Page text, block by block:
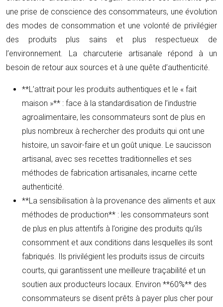
une prise de conscience des consommateurs, une évolution
des modes de consommation et une volonté de privilégier
des produits plus sains et plus respectueux de
l’environnement. La charcuterie artisanale répond à un
besoin de retour aux sources et à une quête d’authenticité.
**L’attrait pour les produits authentiques et le « fait
maison »** : face à la standardisation de l’industrie
agroalimentaire, les consommateurs sont de plus en
plus nombreux à rechercher des produits qui ont une
histoire, un savoir-faire et un goût unique. Le saucisson
artisanal, avec ses recettes traditionnelles et ses
méthodes de fabrication artisanales, incarne cette
authenticité.
**La sensibilisation à la provenance des aliments et aux
méthodes de production** : les consommateurs sont
de plus en plus attentifs à l’origine des produits qu’ils
consomment et aux conditions dans lesquelles ils sont
fabriqués. Ils privilégient les produits issus de circuits
courts, qui garantissent une meilleure traçabilité et un
soutien aux producteurs locaux. Environ **60%** des
consommateurs se disent prêts à payer plus cher pour